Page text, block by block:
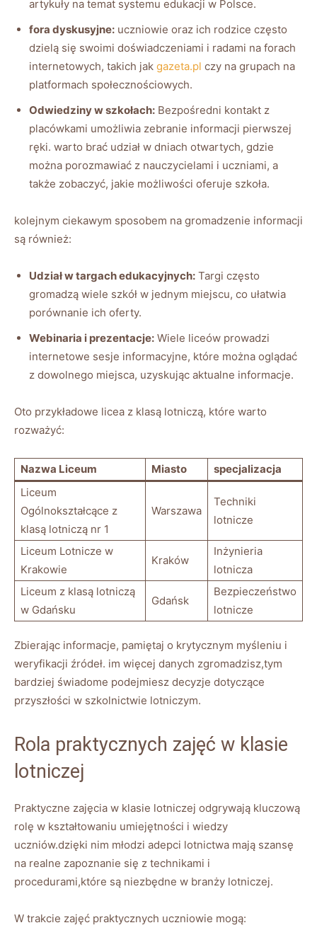
artykuły na temat systemu edukacji w Polsce.
fora dyskusyjne: uczniowie oraz ich rodzice często
dzielą się swoimi doświadczeniami i radami na forach
internetowych, takich jak gazeta.pl czy na grupach na
platformach społecznościowych.
Odwiedziny w szkołach: Bezpośredni kontakt z
placówkami umożliwia zebranie informacji pierwszej
ręki. warto brać udział w dniach otwartych, gdzie
można porozmawiać z nauczycielami i uczniami, a
także zobaczyć, jakie możliwości oferuje szkoła.
kolejnym ciekawym sposobem na gromadzenie informacji
są również:
Udział w targach edukacyjnych: Targi często
gromadzą wiele szkół w jednym miejscu, co ułatwia
porównanie ich oferty.
Webinaria i prezentacje: Wiele liceów prowadzi
internetowe sesje informacyjne, które można oglądać
z dowolnego miejsca, uzyskując aktualne informacje.
Oto przykładowe licea z klasą lotniczą, które warto
rozważyć:
Nazwa Liceum Miasto
specjalizacja
Liceum
Ogólnokształcące z
klasą lotniczą nr 1
Warszawa
Techniki
lotnicze
Liceum Lotnicze w
Krakowie
Kraków
Inżynieria
lotnicza
Liceum z klasą lotniczą
w Gdańsku
Gdańsk
Bezpieczeństwo
lotnicze
Zbierając informacje, pamiętaj o krytycznym myśleniu i
weryfikacji źródeł. im więcej danych zgromadzisz,tym
bardziej świadome podejmiesz decyzje dotyczące
przyszłości w szkolnictwie lotniczym.
Rola praktycznych zajęć w klasie
lotniczej
Praktyczne zajęcia w klasie lotniczej odgrywają kluczową
rolę w kształtowaniu umiejętności i wiedzy
uczniów.dzięki nim młodzi adepci lotnictwa mają szansę
na realne zapoznanie się z technikami i
procedurami,które są niezbędne w branży lotniczej.
W trakcie zajęć praktycznych uczniowie mogą: